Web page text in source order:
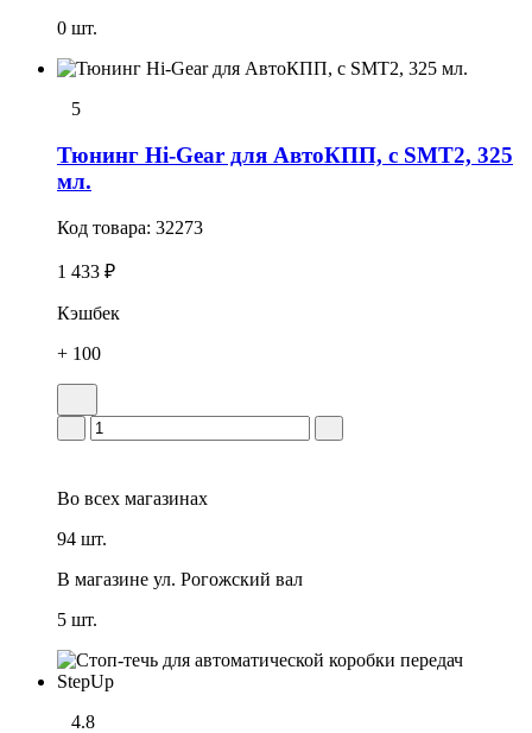
0 шт.
5
Тюнинг Hi-Gear для АвтоКПП, с SMT2, 325
мл.
Код товара: 32273
1 433 ₽
Кэшбек
+ 100
Во всех магазинах
94 шт.
В магазине ул. Рогожский вал
5 шт.
4.8